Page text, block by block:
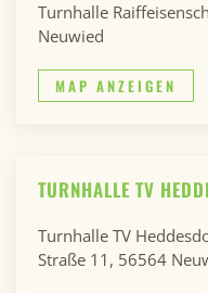
Turnhalle
Neuwied
MAP ANZEIGEN
TURNHALLE TV
Turnhalle TV
Straße 11, 56564